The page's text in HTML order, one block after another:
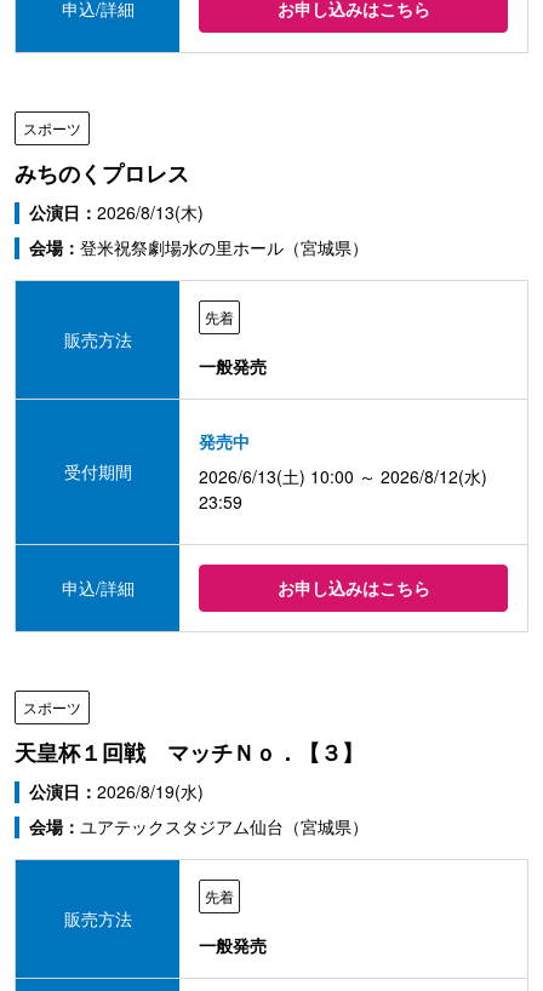
申込/詳細 お申し込みはこちら
スポーツ
みちのくプロレス
公演日： 2026/8/13(木)
会場： 登米祝祭劇場水の里ホール（宮城県）
販売方法
先着
一般発売
受付期間
発売中
2026/6/13(土) 10:00 ～ 2026/8/12(水)
23:59
申込/詳細 お申し込みはこちら
スポーツ
天皇杯１回戦 マッチＮｏ．【３】
公演日： 2026/8/19(水)
会場： ユアテックスタジアム仙台（宮城県）
販売方法
先着
一般発売